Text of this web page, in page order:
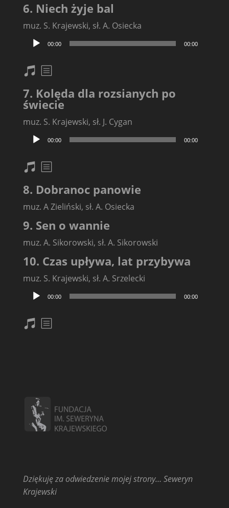
6. Niech żyje bal
muz. S. Krajewski, sł. A. Osiecka
Odtwarzacz
plików
00:00 00:00
nuty
txt
7. Kolęda dla rozsianych po
świecie
muz. S. Krajewski, sł. J. Cygan
Odtwarzacz
plików
00:00 00:00
nuty
txt
8. Dobranoc panowie
muz. A Zieliński, sł. A. Osiecka
9. Sen o wannie
muz. A. Sikorowski, sł. A. Sikorowski
10. Czas upływa, lat przybywa
muz. S. Krajewski, sł. A. Srzelecki
Odtwarzacz
plików
00:00 00:00
nuty
txt
Dziękuję za odwiedzenie mojej strony… Seweryn
Krajewski